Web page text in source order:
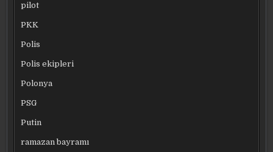
pilot
PKK
Polis
Polis ekipleri
Polonya
PSG
Putin
ramazan bayramı